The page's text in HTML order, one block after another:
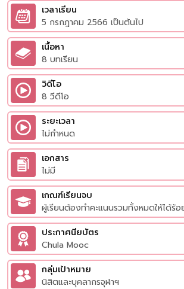
เวลาเรียน
5 กรกฎาคม 2566 เป็นต้นไป
เนื้อหา
8 บทเรียน
วิดีโอ
8 วีดีโอ
ระยะเวลา
ไม่กำหนด
เอกสาร
ไม่มี
เกณฑ์เรียนจบ
ผู้เรียนต้องทำคะแนนรวมทั้งหมดให้ได้ร้
ประกาศนียบัตร
Chula Mooc
กลุ่มเป้าหมาย
นิสิตและบุคลากรจุฬาฯ